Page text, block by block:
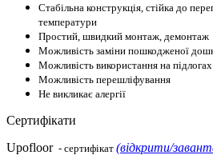
Стабільна конструкція, стійка до
температури
Простий, швидкий монтаж, демонтаж
Можливість заміни пошкодженої
Можливість використання на підлогах
Можливість перешліфування
Не викликає алергії
Сертифікати
Upofloor - сертифікат (відкрити/